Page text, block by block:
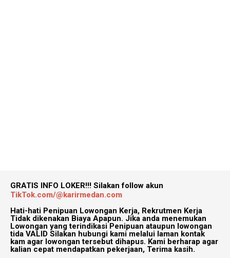
GRATIS INFO LOKER!!! Silakan follow akun
TikTok.com/@karirmedan.com
Hati-hati Penipuan Lowongan Kerja, Rekrutmen Kerja
Tidak dikenakan Biaya Apapun. Jika anda menemukan
Lowongan yang terindikasi Penipuan ataupun lowongan
tida VALID Silakan hubungi kami melalui laman kontak
kam agar lowongan tersebut dihapus. Kami berharap agar
kalian cepat mendapatkan pekerjaan, Terima kasih.